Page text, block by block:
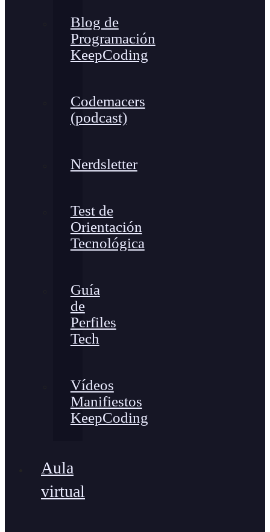
Blog de
Programación
KeepCoding
Codemacers
(podcast)
Nerdsletter
Test de
Orientación
Tecnológica
Guía
de
Perfiles
Tech
Vídeos
Manifiestos
KeepCoding
Aula
virtual